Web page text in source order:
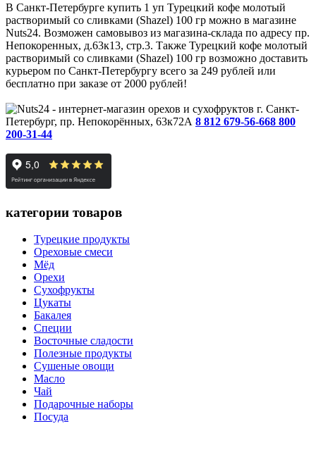
В Санкт-Петербурге купить 1 уп Турецкий кофе молотый
растворимый со сливками (Shazel) 100 гр можно в магазине
Nuts24. Возможен самовывоз из магазина-склада по адресу пр.
Непокоренных, д.63к13, стр.3. Также Турецкий кофе молотый
растворимый со сливками (Shazel) 100 гр возможно доставить
курьером по Санкт-Петербургу всего за 249 рублей или
бесплатно при заказе от 2000 рублей!
г. Санкт-
Петербург, пр. Непокорённых, 63к72А 8 812 679-56-668 800
200-31-44
категории товаров
Турецкие продукты
Ореховые смеси
Мёд
Орехи
Сухофрукты
Цукаты
Бакалея
Специи
Восточные сладости
Полезные продукты
Сушеные овощи
Масло
Чай
Подарочные наборы
Посуда